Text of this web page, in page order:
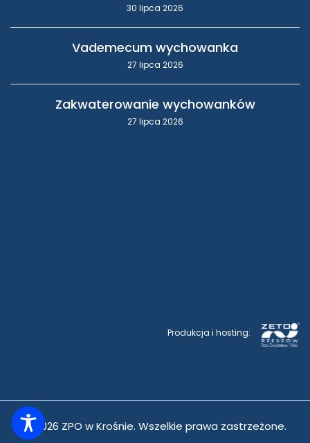
30 lipca 2026
Vademecum wychowanka
27 lipca 2026
Zakwaterowanie wychowanków
27 lipca 2026
Produkcja i hosting:
© 2026 ZPO w Krośnie. Wszelkie prawa zastrzeżone.